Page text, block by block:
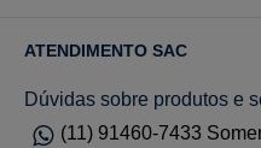
ATENDIMENTO SAC
Dúvidas sobre produtos e
(11) 91460-7433